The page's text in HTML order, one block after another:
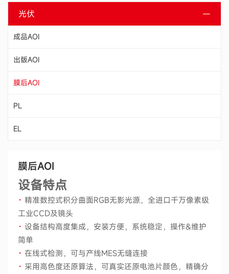
光伏
成品AOI
出版AOI
膜后AOI
PL
EL
膜后AOI
设备特点
· 精准数控式积分曲面RGB无影光源，全进口千万像素级
工业CCD及镜头
· 设备结构高度集成，安装方便，系统稳定，操作&维护
简单
· 在线式检测，可与产线MES无缝连接
· 采用高色度还原算法，可真实还原电池片颜色，精确分